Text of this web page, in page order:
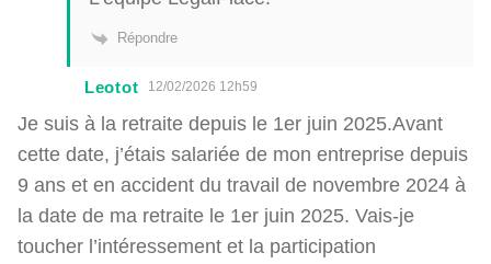
Répondre
Leotot 12/02/2026 12h59
Je suis à la retraite depuis le 1er juin 2025.Avant
cette date, j’étais salariée de mon entreprise depuis
9 ans et en accident du travail de novembre 2024 à
la date de ma retraite le 1er juin 2025. Vais-je
toucher l’intéressement et la participation